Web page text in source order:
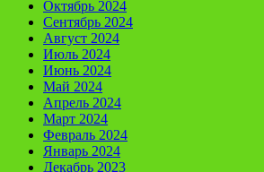
Октябрь 2024
Сентябрь 2024
Август 2024
Июль 2024
Июнь 2024
Май 2024
Апрель 2024
Март 2024
Февраль 2024
Январь 2024
Декабрь 2023